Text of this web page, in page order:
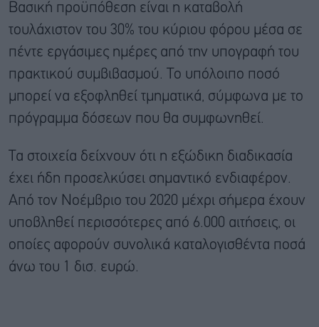
Βασική προϋπόθεση είναι η καταβολή
τουλάχιστον του 30% του κύριου φόρου μέσα σε
πέντε εργάσιμες ημέρες από την υπογραφή του
πρακτικού συμβιβασμού. Το υπόλοιπο ποσό
μπορεί να εξοφληθεί τμηματικά, σύμφωνα με το
πρόγραμμα δόσεων που θα συμφωνηθεί.
Τα στοιχεία δείχνουν ότι η εξώδικη διαδικασία
έχει ήδη προσελκύσει σημαντικό ενδιαφέρον.
Από τον Νοέμβριο του 2020 μέχρι σήμερα έχουν
υποβληθεί περισσότερες από 6.000 αιτήσεις, οι
οποίες αφορούν συνολικά καταλογισθέντα ποσά
άνω του 1 δισ. ευρώ.